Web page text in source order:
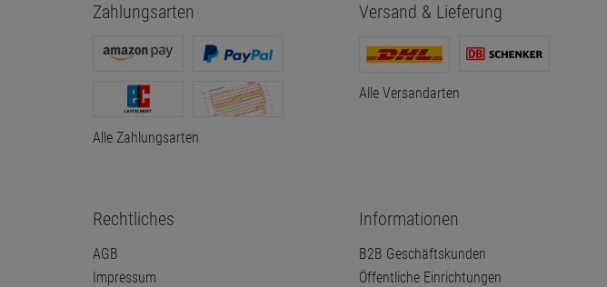
Zahlungsarten
Alle Zahlungsarten
Versand & Lieferung
Alle Versandarten
Rechtliches
AGB
Impressum
Informationen
B2B Geschäftskunden
Öffentliche Einrichtungen